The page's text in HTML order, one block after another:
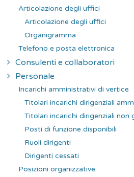
Articolazione degli uffici
Articolazione degli uffici
Organigramma
Telefono e posta elettronica
Consulenti e collaboratori
Personale
Incarichi amministrativi di vertice
Titolari incarichi dirigenziali
Titolari incarichi dirigenziali non
Posti di funzione disponibili
Ruoli dirigenti
Dirigenti cessati
Posizioni organizzative